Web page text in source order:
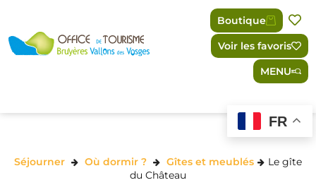
Boutique
Voir les favoris
MENU
FR
Séjourner Où dormir ? Gîtes et meublés
Le gîte
du Château